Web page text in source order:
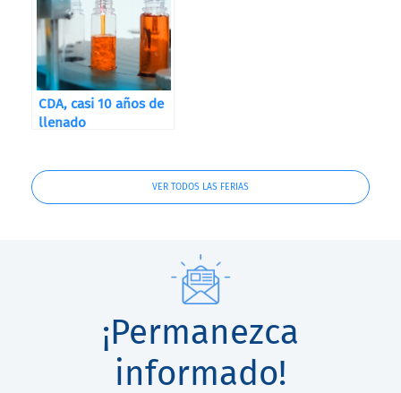
CDA, casi 10 años de
llenado
VER TODOS LAS FERIAS
¡Permanezca
informado!